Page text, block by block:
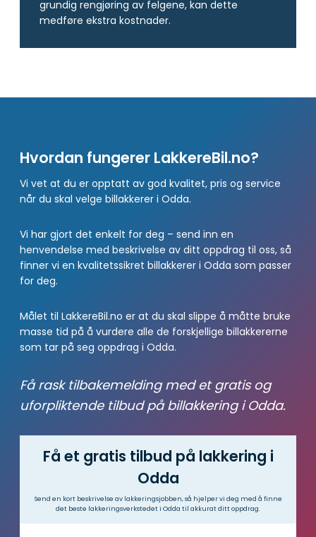
grundig rengjøring av felgene, kan dette
medføre ekstra kostnader.
Hvordan fungerer LakkereBil.no?
Vi vet at du er opptatt av god kvalitet, pris og service
når du skal velge billakkerer i Odda.
Vi har gjort det enkelt for deg – send inn en
henvendelse med beskrivelse av ditt oppdrag til oss, så
finner vi en kvalitetssikret billakkerer i Odda som passer
for deg.
Målet til LakkereBil.no er at du skal slippe å måtte bruke
masse tid på å vurdere alle de forskjellige billakkererne
som tar på seg oppdrag i Odda.
Få rask tilbakemelding med et gratis og
uforpliktende tilbud på billakkering i Odda.
Få et gratis tilbud på lakkering i
Odda
Send en kort beskrivelse av lakkeringsjobben, så hjelper vi deg med å finne
det beste lakkeringsverkstedet i Odda til akkurat ditt oppdrag.